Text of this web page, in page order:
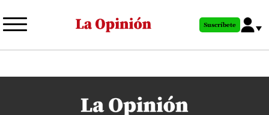
al
principal
Suscríbete